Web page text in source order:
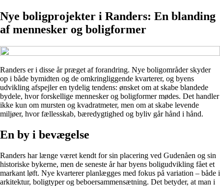
Nye boligprojekter i Randers: En blanding
af mennesker og boligformer
Randers er i disse år præget af forandring. Nye boligområder skyder
op i både bymidten og de omkringliggende kvarterer, og byens
udvikling afspejler en tydelig tendens: ønsket om at skabe blandede
bydele, hvor forskellige mennesker og boligformer mødes. Det handler
ikke kun om mursten og kvadratmeter, men om at skabe levende
miljøer, hvor fællesskab, bæredygtighed og byliv går hånd i hånd.
En by i bevægelse
Randers har længe været kendt for sin placering ved Gudenåen og sin
historiske bykerne, men de seneste år har byens boligudvikling fået et
markant løft. Nye kvarterer planlægges med fokus på variation – både i
arkitektur, boligtyper og beboersammensætning. Det betyder, at man i